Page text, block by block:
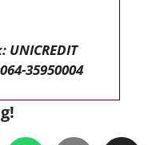
35950004